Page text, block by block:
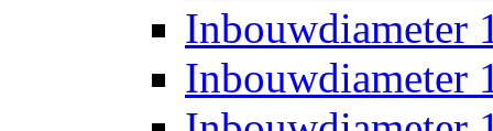
Inbouwdiameter
Inbouwdiameter